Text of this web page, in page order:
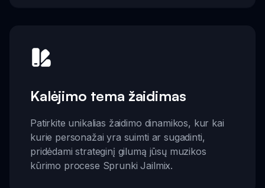
Kalėjimo tema žaidimas
Patirkite unikalias žaidimo dinamikos, kur kai
kurie personažai yra suimti ar sugadinti,
pridėdami strateginį gilumą jūsų muzikos
kūrimo procese Sprunki Jailmix.